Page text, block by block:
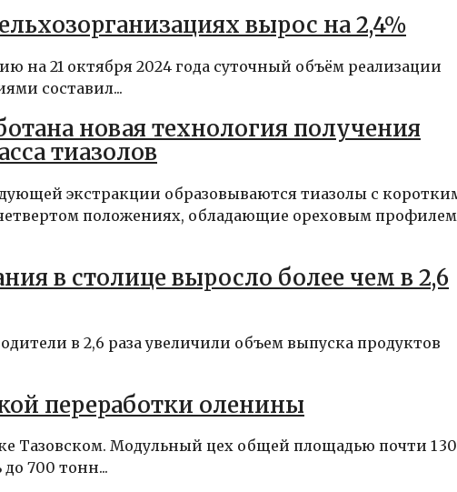
вырос на 2,4%
на 21 октября 2024 года суточный объём реализации
составил...
новая технология получения
тиазолов
экстракции образовываются тиазолы с
положениях, обладающие ореховым
в столице выросло более чем в 2,6
в 2,6 раза увеличили объем выпуска продуктов
переработки оленины
Тазовском. Модульный цех общей площадью почти 1
700 тонн...